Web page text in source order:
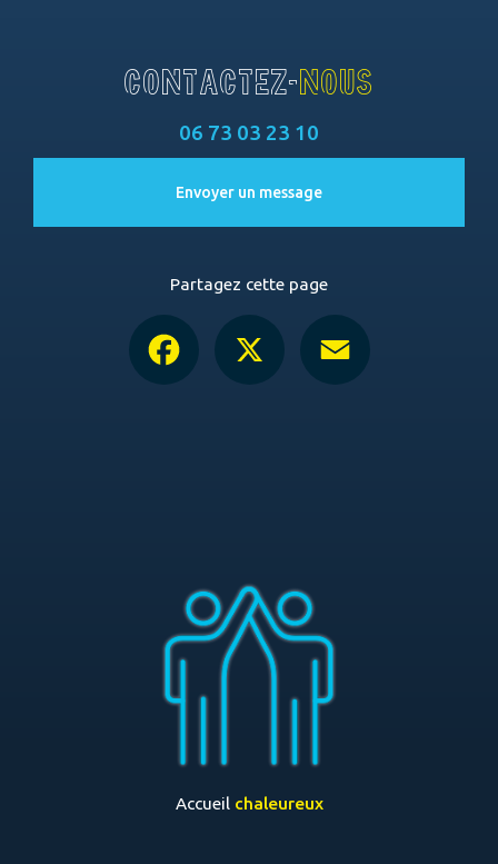
CONTACTEZ-NOUS
06 73 03 23 10
Envoyer un message
Partagez cette page
Accueil chaleureux